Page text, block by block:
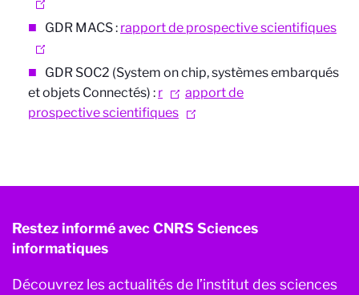
GDR MACS : rapport de prospective scientifiques
GDR SOC2 (System on chip, systèmes embarqués
et objets Connectés) : r
apport de
prospective scientifiques
Restez informé avec CNRS Sciences
informatiques
Découvrez les actualités de l’institut des sciences